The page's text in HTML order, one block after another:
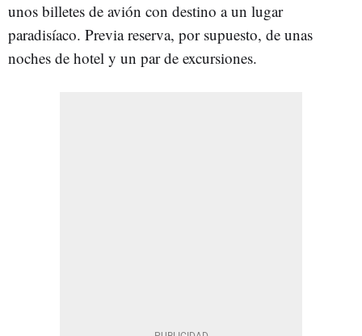
unos billetes de avión con destino a un lugar
paradisíaco. Previa reserva, por supuesto, de unas
noches de hotel y un par de excursiones.